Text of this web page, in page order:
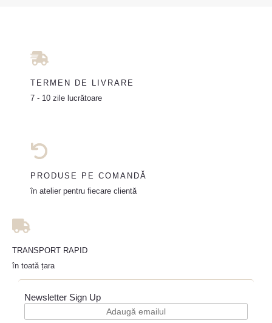
TERMEN DE LIVRARE
7 - 10 zile lucrătoare
PRODUSE PE COMANDĂ
în atelier pentru fiecare clientă
TRANSPORT RAPID
în toată țara
Newsletter Sign Up